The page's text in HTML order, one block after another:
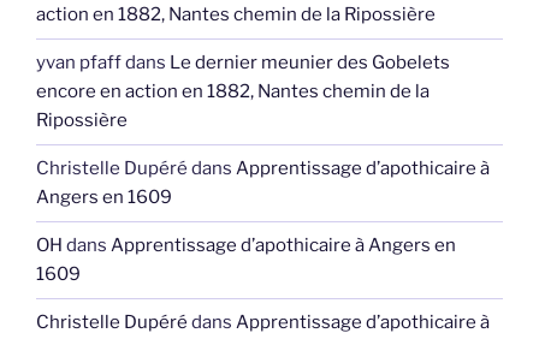
action en 1882, Nantes chemin de la Ripossière
yvan pfaffdans Le dernier meunier des Gobelets
encore en action en 1882, Nantes chemin de la
Ripossière
Christelle Dupéré dans Apprentissage d’apothicaire à
Angers en 1609
OH dans Apprentissage d’apothicaire à Angers en
1609
Christelle Dupéré dans Apprentissage d’apothicaire à